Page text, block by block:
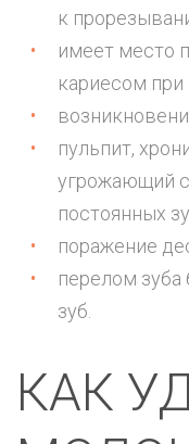
к
имеет место
кариесом
пульпит,
угрожающий
постоянных
поражение
перелом
зуб.
КАК